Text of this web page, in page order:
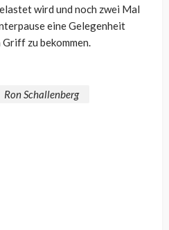
wird und noch zwei Mal
eine Gelegenheit
zu bekommen.
Ron Schallenberg